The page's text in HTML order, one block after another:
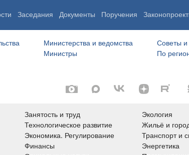
Заседания Документы Поручения
Министерства и ведомства
Министры
Советы и
По
Занятость и труд
Технологическое развитие
Экономика. Регулирование
Финансы
Экология
Жильё и
Транспорт и
Энергетика